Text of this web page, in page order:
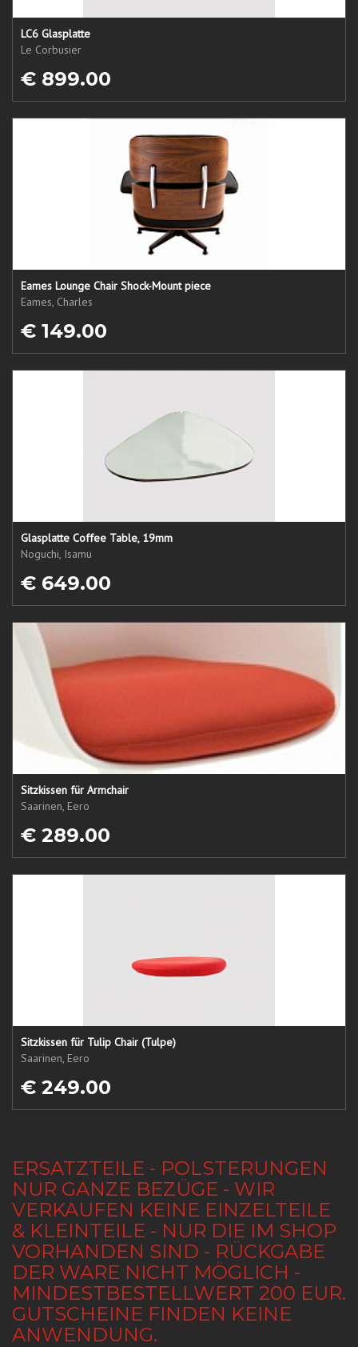
LC6 Glasplatte
Le Corbusier
€ 899.00
Eames Lounge Chair Shock-Mount piece
Eames, Charles
€ 149.00
Glasplatte Coffee Table, 19mm
Noguchi, Isamu
€ 649.00
Sitzkissen für Armchair
Saarinen, Eero
€ 289.00
Sitzkissen für Tulip Chair (Tulpe)
Saarinen, Eero
€ 249.00
ERSATZTEILE - POLSTERUNGEN
NUR GANZE BEZÜGE - WIR
VERKAUFEN KEINE EINZELTEILE
& KLEINTEILE - NUR DIE IM SHOP
VORHANDEN SIND - RÜCKGABE
DER WARE NICHT MÖGLICH -
MINDESTBESTELLWERT 200 EUR.
GUTSCHEINE FINDEN KEINE
ANWENDUNG.